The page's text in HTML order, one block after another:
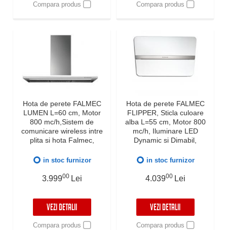
Compara produs Compara produs
Hota de perete FALMEC
LUMEN L=60 cm, Motor
800 mc/h,Sistem de
comunicare wireless intre
plita si hota Falmec,
ani, Timer, Iluminat LED
in stoc furnizor
3.99900 Lei
VEZI DETALII
Compara produs
Hota de perete FALMEC
FLIPPER, Sticla culoare
alba L=55 cm, Motor 800
mc/h, Iluminare LED
Dynamic si Dimabil,
Italia
in stoc furnizor
4.03900 Lei
VEZI DETALII
Compara produs